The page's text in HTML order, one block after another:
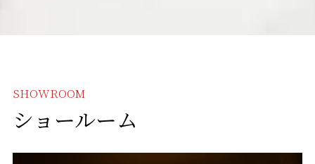
SHOWROOM
ショールーム